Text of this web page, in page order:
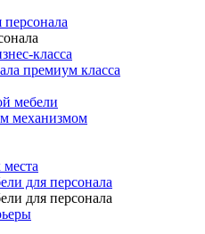
класса
премиум класса
мебели
механизмом
для персонала
для персонала